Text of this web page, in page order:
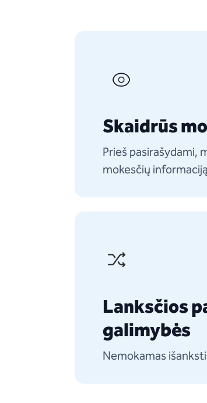
Skaidrūs
Prieš pasirašydami,
mokesčių
Lanksčios
galimybės
Nemokamas